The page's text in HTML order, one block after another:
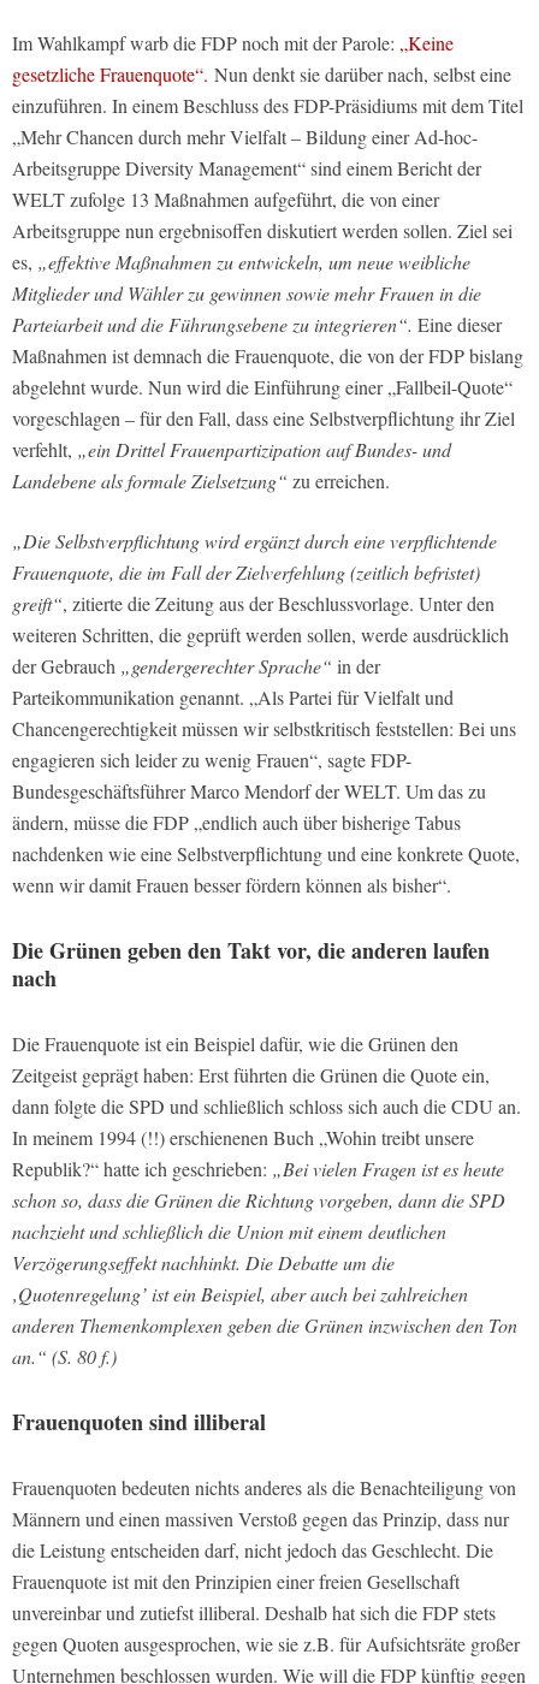
Im Wahlkampf warb die FDP noch mit der Parole: „Keine
gesetzliche Frauenquote“. Nun denkt sie darüber nach, selbst eine
einzuführen. In einem Beschluss des FDP-Präsidiums mit dem Titel
„Mehr Chancen durch mehr Vielfalt – Bildung einer Ad-hoc-
Arbeitsgruppe Diversity Management“ sind einem Bericht der
WELT zufolge 13 Maßnahmen aufgeführt, die von einer
Arbeitsgruppe nun ergebnisoffen diskutiert werden sollen. Ziel sei
es, „effektive Maßnahmen zu entwickeln, um neue weibliche
Mitglieder und Wähler zu gewinnen sowie mehr Frauen in die
Parteiarbeit und die Führungsebene zu integrieren“. Eine dieser
Maßnahmen ist demnach die Frauenquote, die von der FDP bislang
abgelehnt wurde. Nun wird die Einführung einer „Fallbeil-Quote“
vorgeschlagen – für den Fall, dass eine Selbstverpflichtung ihr Ziel
verfehlt, „ein Drittel Frauenpartizipation auf Bundes- und
Landebene als formale Zielsetzung“ zu erreichen.
„Die Selbstverpflichtung wird ergänzt durch eine verpflichtende
Frauenquote, die im Fall der Zielverfehlung (zeitlich befristet)
greift“, zitierte die Zeitung aus der Beschlussvorlage. Unter den
weiteren Schritten, die geprüft werden sollen, werde ausdrücklich
der Gebrauch „gendergerechter Sprache“ in der
Parteikommunikation genannt. „Als Partei für Vielfalt und
Chancengerechtigkeit müssen wir selbstkritisch feststellen: Bei uns
engagieren sich leider zu wenig Frauen“, sagte FDP-
Bundesgeschäftsführer Marco Mendorf der WELT. Um das zu
ändern, müsse die FDP „endlich auch über bisherige Tabus
nachdenken wie eine Selbstverpflichtung und eine konkrete Quote,
wenn wir damit Frauen besser fördern können als bisher“.
Die Grünen geben den Takt vor, die anderen laufen
nach
Die Frauenquote ist ein Beispiel dafür, wie die Grünen den
Zeitgeist geprägt haben: Erst führten die Grünen die Quote ein,
dann folgte die SPD und schließlich schloss sich auch die CDU an.
In meinem 1994 (!!) erschienenen Buch „Wohin treibt unsere
Republik?“ hatte ich geschrieben: „Bei vielen Fragen ist es heute
schon so, dass die Grünen die Richtung vorgeben, dann die SPD
nachzieht und schließlich die Union mit einem deutlichen
Verzögerungseffekt nachhinkt. Die Debatte um die
‚Quotenregelung’ ist ein Beispiel, aber auch bei zahlreichen
anderen Themenkomplexen geben die Grünen inzwischen den Ton
an.“ (S. 80 f.)
Frauenquoten sind illiberal
Frauenquoten bedeuten nichts anderes als die Benachteiligung von
Männern und einen massiven Verstoß gegen das Prinzip, dass nur
die Leistung entscheiden darf, nicht jedoch das Geschlecht. Die
Frauenquote ist mit den Prinzipien einer freien Gesellschaft
unvereinbar und zutiefst illiberal. Deshalb hat sich die FDP stets
gegen Quoten ausgesprochen, wie sie z.B. für Aufsichtsräte großer
Unternehmen beschlossen wurden. Wie will die FDP künftig gegen